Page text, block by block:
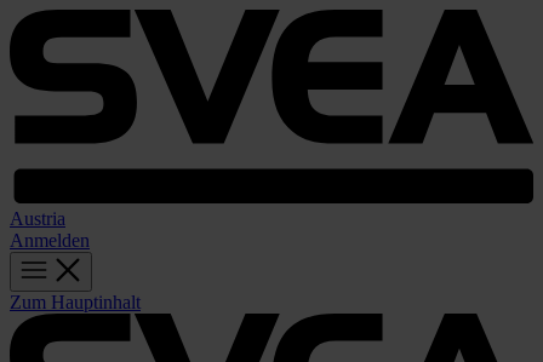
Austria
Anmelden
Zum Hauptinhalt